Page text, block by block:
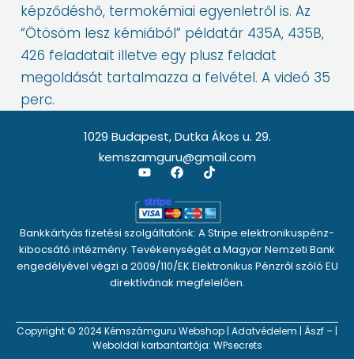
képződéshő, termokémiai egyenletről is. Az
“Ötösöm lesz kémiából” példatár 435A, 435B,
426 feladatait illetve egy plusz feladat
megoldását tartalmazza a felvétel. A videó 35
perc.
1029 Budapest, Dutka Ákos u. 29.
kemszamguru@gmail.com
Y
u
t
u
b
e
F
a
c
e
b
o
o
k
T
i
k
t
o
k
Bankkártyás fizetési szolgáltatónk: A Stripe elektronikuspénz-
kibocsátó intézmény. Tevékenységét a Magyar Nemzeti Bank
engedélyével végzi a 2009/110/EK Elektronikus Pénzről szóló EU
direktívának megfelelően.
Copyright © 2024 Kémszámguru Webshop | Adatvédelem | Ászf – |
Weboldal karbantartója: WPsecrets